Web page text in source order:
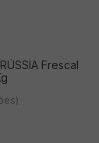
Frescal